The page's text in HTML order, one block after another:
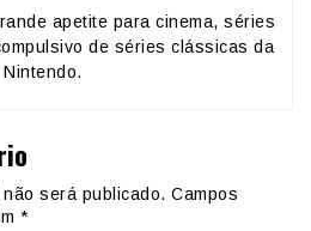
apetite para cinema, séries
de séries clássicas da
Nintendo.
será publicado. Campos
*